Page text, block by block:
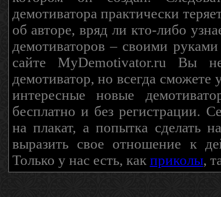
демотиватора практически
об авторе, вряд ли кто-либо
демотиваторов – своими
сайте MyDemotivator.ru Вы
демотиватор, но всегда сможете
интересные новые
бесплатно и без регистрации.
на плакат, а попытка
выразить свое отношение к
Только у нас есть, как приколы,